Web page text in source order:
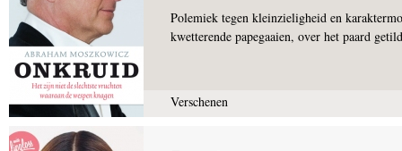
Polemiek tegen kleinzieligheid en
kwetterende papegaaien, over het paard
Verschenen